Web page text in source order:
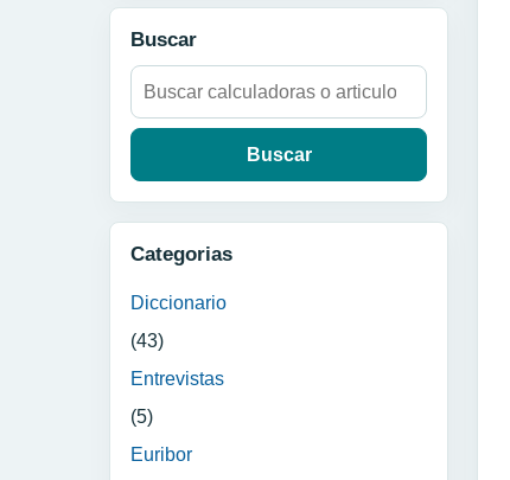
Buscar
Buscar:
Categorias
Diccionario
(43)
Entrevistas
(5)
Euribor